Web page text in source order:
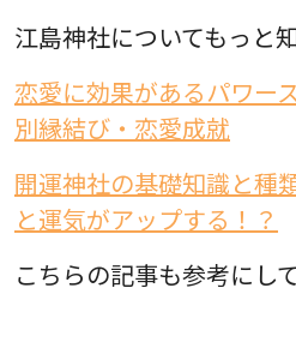
江島神社についてもっと
恋愛に効果があるパワー
別縁結び・恋愛成就
開運神社の基礎知識と種
と運気がアップする！？
こちらの記事も参考にし